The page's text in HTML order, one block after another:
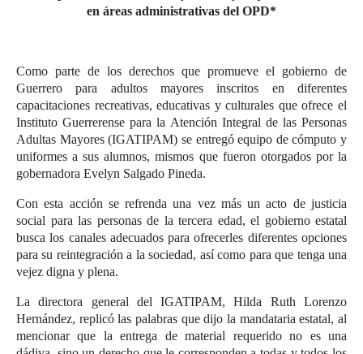
en áreas administrativas del OPD*
Como parte de los derechos que promueve el gobierno de
Guerrero para adultos mayores inscritos en diferentes
capacitaciones recreativas, educativas y culturales que ofrece el
Instituto Guerrerense para la Atención Integral de las Personas
Adultas Mayores (IGATIPAM) se entregó equipo de cómputo y
uniformes a sus alumnos, mismos que fueron otorgados por la
gobernadora Evelyn Salgado Pineda.
Con esta acción se refrenda una vez más un acto de justicia
social para las personas de la tercera edad, el gobierno estatal
busca los canales adecuados para ofrecerles diferentes opciones
para su reintegración a la sociedad, así como para que tenga una
vejez digna y plena.
La directora general del IGATIPAM, Hilda Ruth Lorenzo
Hernández, replicó las palabras que dijo la mandataria estatal, al
mencionar que la entrega de material requerido no es una